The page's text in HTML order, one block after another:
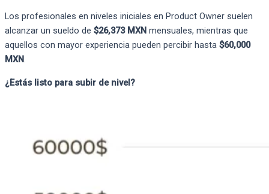
Los profesionales en niveles iniciales en Product Owner suelen
alcanzar un sueldo de $26,373 MXN mensuales, mientras que
aquellos con mayor experiencia pueden percibir hasta $60,000
MXN.
¿Estás listo para subir de nivel?